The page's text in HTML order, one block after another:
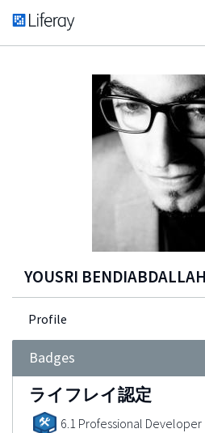
YOUSRI BENDIABDALLAH
Profile
Badges
ライフレイ認定
6.1 Professional Developer